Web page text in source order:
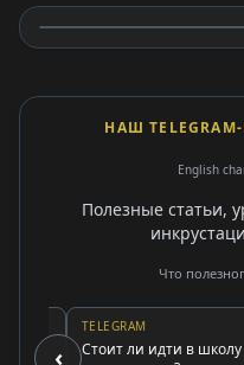
НАШ
English
Полезные статьи,
Что
‹
TELEGRAM
Стоит ли идти в школу